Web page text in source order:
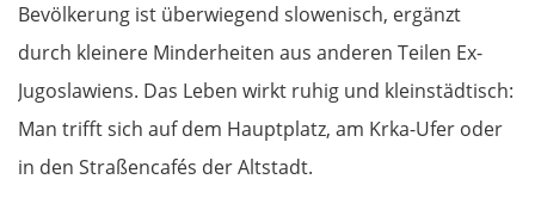
Bevölkerung ist überwiegend slowenisch, ergänzt
durch kleinere Minderheiten aus anderen Teilen Ex-
Jugoslawiens. Das Leben wirkt ruhig und kleinstädtisch:
Man trifft sich auf dem Hauptplatz, am Krka-Ufer oder
in den Straßencafés der Altstadt.